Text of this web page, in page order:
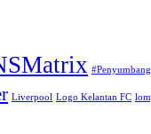
#Penyumbang
Liverpool Logo Kelantan FC